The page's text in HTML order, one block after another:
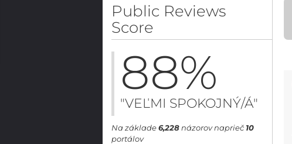
Public Reviews
Score
88%
"VEĽMI SPOKOJNÝ/Á"
Na základe6,228názorov naprieč 10
portálov